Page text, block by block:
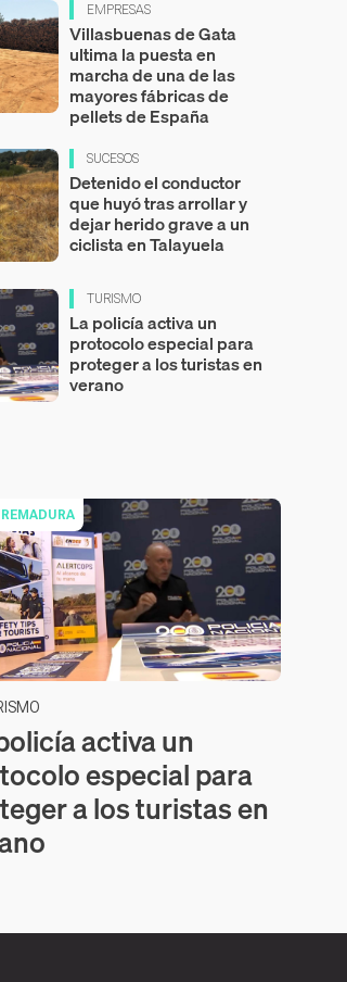
EMPRESAS
Villasbuenas de Gata
ultima la puesta en
marcha de una de las
mayores fábricas de
pellets de España
SUCESOS
Detenido el conductor
que huyó tras arrollar y
dejar herido grave a un
ciclista en Talayuela
TURISMO
La policía activa un
protocolo especial para
proteger a los turistas en
verano
activa un
especial para
a los turistas en